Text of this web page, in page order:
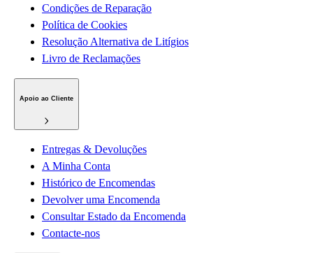
Condições de Reparação
Política de Cookies
Resolução Alternativa de Litígios
Livro de Reclamações
Apoio ao Cliente
Entregas & Devoluções
A Minha Conta
Histórico de Encomendas
Devolver uma Encomenda
Consultar Estado da Encomenda
Contacte-nos